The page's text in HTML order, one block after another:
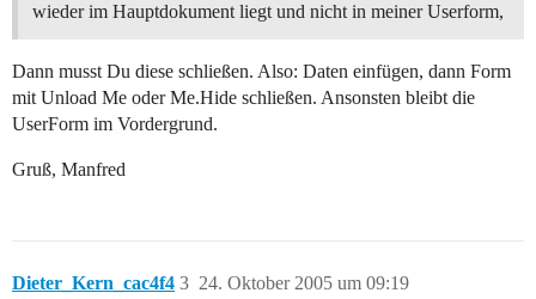
wieder im Hauptdokument liegt und nicht in meiner Userform,
Dann musst Du diese schließen. Also: Daten einfügen, dann Form
mit Unload Me oder Me.Hide schließen. Ansonsten bleibt die
UserForm im Vordergrund.
Gruß, Manfred
Dieter_Kern_cac4f4 24. Oktober 2005 um 09:19
3